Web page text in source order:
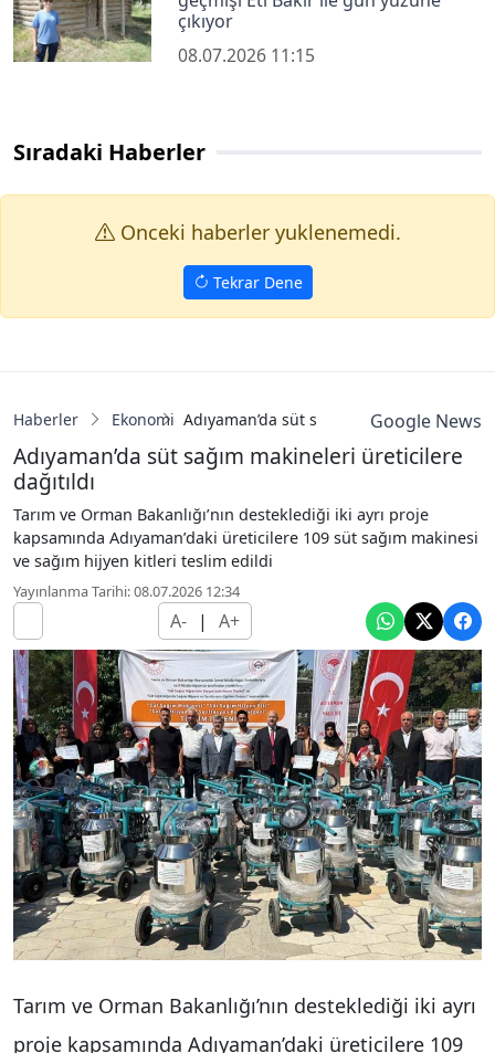
çıkıyor
08.07.2026 11:15
Sıradaki Haberler
Onceki haberler yuklenemedi.
Tekrar Dene
Haberler Ekonomi Adıyaman’da süt sağım makineleri
Google News
Adıyaman’da süt sağım makineleri üreticilere
dağıtıldı
Tarım ve Orman Bakanlığı’nın desteklediği iki ayrı proje
kapsamında Adıyaman’daki üreticilere 109 süt sağım makinesi
ve sağım hijyen kitleri teslim edildi
Yayınlanma Tarihi: 08.07.2026 12:34
A- | A+
Tarım ve Orman Bakanlığı’nın desteklediği iki ayrı
proje kapsamında Adıyaman’daki üreticilere 109